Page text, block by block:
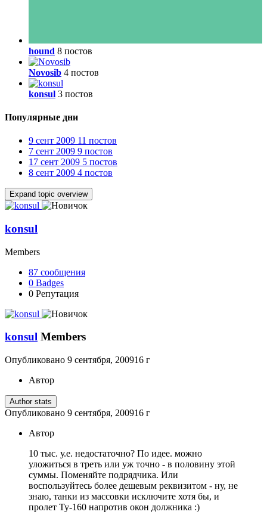
hound 8 постов
Novosib 4 постов
konsul 3 постов
Популярные дни
9 сент 2009 11 постов
7 сент 2009 9 постов
17 сент 2009 5 постов
8 сент 2009 4 постов
Expand topic overview
konsul
Members
87 сообщения
0 Badges
0 Репутация
konsul Members
Опубликовано 9 сентября, 200916 г
Автор
Author stats
Опубликовано 9 сентября, 200916 г
Автор
10 тыс. у.е. недостаточно? По идее. можно
уложиться в треть или уж точно - в половину этой
суммы. Поменяйте подрядчика. Или
воспользуйтесь более дешевым реквизитом - ну, не
знаю, танки из массовки исключите хотя бы, и
пролет Ту-160 напротив окон должника :)